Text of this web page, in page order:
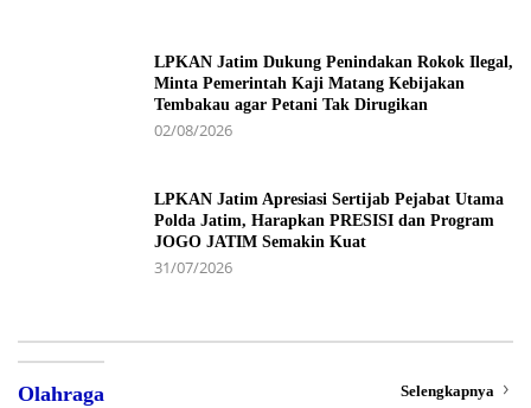
LPKAN Jatim Dukung Penindakan Rokok Ilegal,
Minta Pemerintah Kaji Matang Kebijakan
Tembakau agar Petani Tak Dirugikan
02/08/2026
LPKAN Jatim Apresiasi Sertijab Pejabat Utama
Polda Jatim, Harapkan PRESISI dan Program
JOGO JATIM Semakin Kuat
31/07/2026
Olahraga Selengkapnya